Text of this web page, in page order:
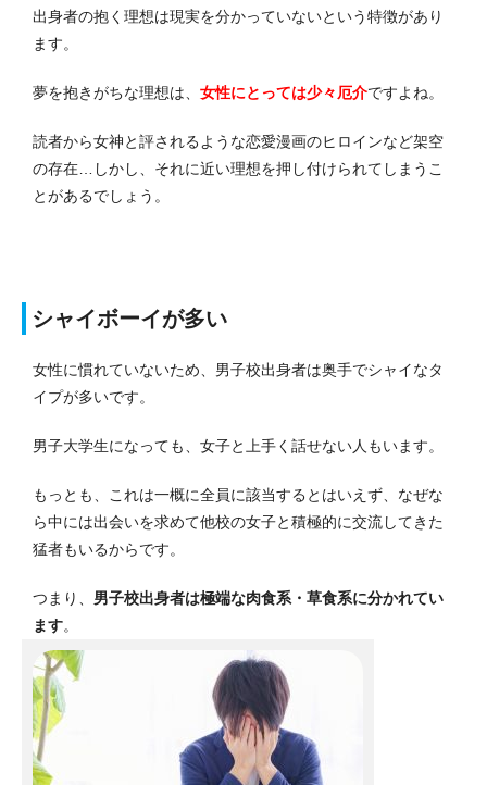
出身者の抱く理想は現実を分かっていないという特徴があり
ます。
夢を抱きがちな理想は、 女性にとっては少々厄介ですよね。
読者から女神と評されるような恋愛漫画のヒロインなど架空
の存在…しかし、それに近い理想を押し付けられてしまうこ
とがあるでしょう。
シャイボーイが多い
女性に慣れていないため、男子校出身者は奥手でシャイなタ
イプが多いです。
男子大学生になっても、女子と上手く話せない人もいます。
もっとも、これは一概に全員に該当するとはいえず、なぜな
ら中には出会いを求めて他校の女子と積極的に交流してきた
猛者もいるからです。
つまり、 男子校出身者は極端な肉食系・草食系に分かれてい
ます。